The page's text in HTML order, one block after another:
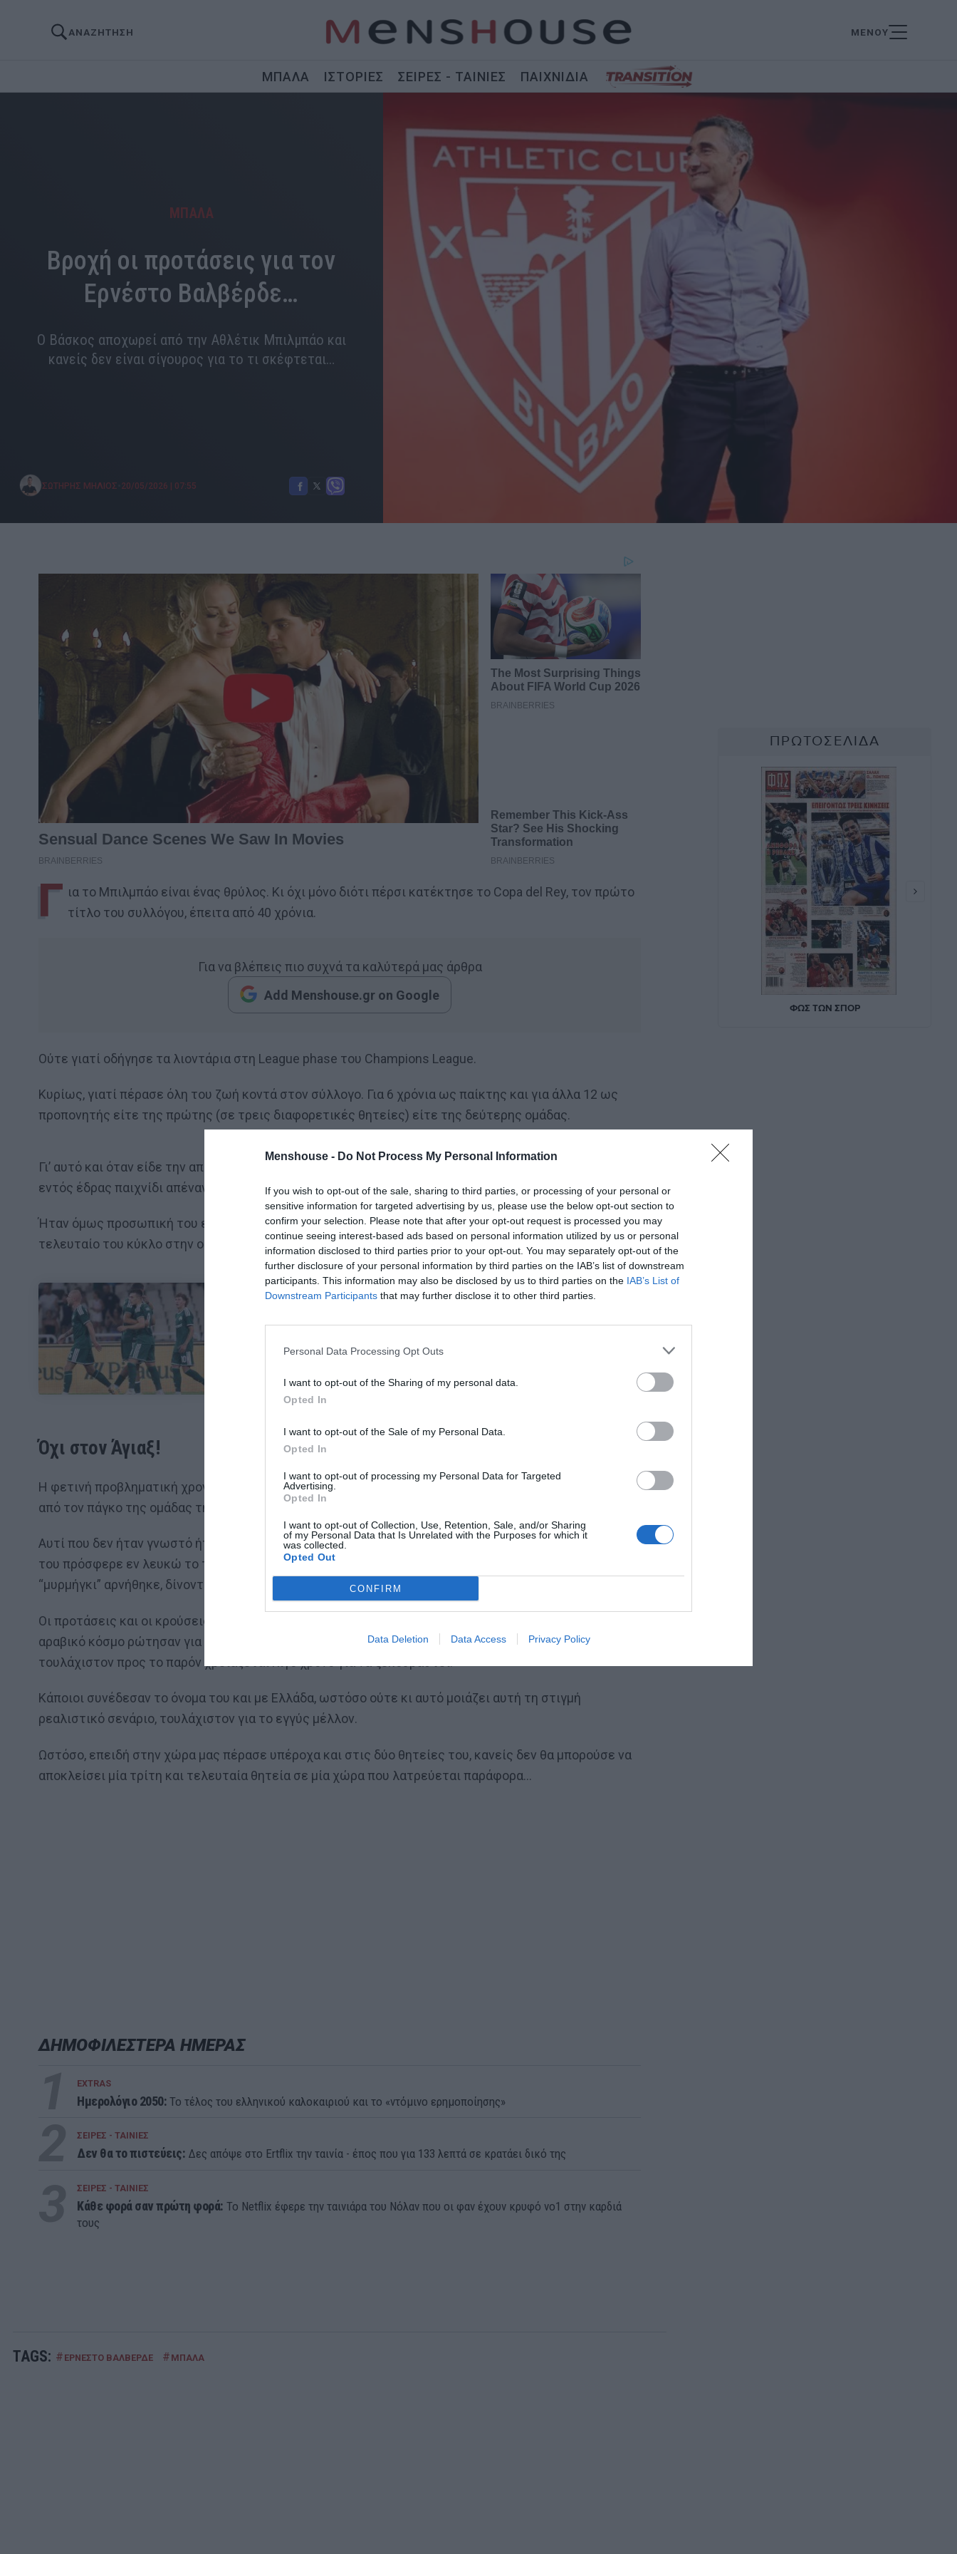
Menshouse - Do Not Process My Personal Information
If you wish to opt-out of the sale, sharing to third parties, or processing of your personal or
sensitive information for targeted advertising by us, please use the below opt-out section to
confirm your selection. Please note that after your opt-out request is processed you may
continue seeing interest-based ads based on personal information utilized by us or personal
information disclosed to third parties prior to your opt-out. You may separately opt-out of the
further disclosure of your personal information by third parties on the IAB’s list of downstream
participants. This information may also be disclosed by us to third parties on the IAB’s List of
Downstream Participants that may further disclose it to other third parties.
Personal Data Processing Opt Outs
I want to opt-out of the Sharing of my personal data.
Opted In
I want to opt-out of the Sale of my Personal Data.
Opted In
I want to opt-out of processing my Personal Data for Targeted
Advertising.
Opted In
I want to opt-out of Collection, Use, Retention, Sale, and/or Sharing
of my Personal Data that Is Unrelated with the Purposes for which it
was collected.
Opted Out
CONFIRM
Data Deletion Data Access Privacy Policy
ΑΝΑΖΗΤΗΣΗ ΜΕΝΟΥ
ΜΠΑΛΑ ΙΣΤΟΡΙΕΣ ΣΕΙΡΕΣ - ΤΑΙΝΙΕΣ ΠΑΙΧΝΙΔΙΑ
ΜΠΑΛΑ
Βροχή οι προτάσεις για τον
Ερνέστο Βαλβέρδε…
Ο Βάσκος αποχωρεί από την Αθλέτικ Μπιλμπάο και
κανείς δεν είναι σίγουρος για το τι σκέφτεται…
ΣΩΤΗΡΗΣ ΜΗΛΙΟΣ 20/05/2026 | 07:55
Γ ια το Μπιλμπάο είναι ένας θρύλος. Κι όχι μόνο διότι πέρσι κατέκτησε το Copa del Rey, τον πρώτο
τίτλο του συλλόγου, έπειτα από 40 χρόνια.
Για να βλέπεις πιο συχνά τα καλύτερά μας άρθρα
Add Menshouse.gr on Google
Ούτε γιατί οδήγησε τα λιοντάρια στη League phase του Champions League.
Κυρίως, γιατί πέρασε όλη του ζωή κοντά στον σύλλογο. Για 6 χρόνια ως παίκτης και για άλλα 12 ως
προπονητής είτε της πρώτης (σε τρεις διαφορετικές θητείες) είτε της δεύτερης ομάδας.
Γι’ αυτό και όταν είδε την αποχαιρετιστήρια τελετή που είχε στηθεί στο “Σαν Μαμές” στο τελευταίο
εντός έδρας παιχνίδι απέναντι στη Θέλτα δεν άντεξε και βούρκωσε.
Ήταν όμως προσωπική του επιλογή. Μετά από τέσσερα χρόνια ένιωσε ότι είχε ολοκληρώσει τον
τελευταίο του κύκλο στην ομάδα. Δεν είχε να προσφέρει κάτι περισσότερο.
Φαίνεται με τη μία για τον Γιάγκουσιτς
Όχι στον Άγιαξ!
Η φετινή προβληματική χρονιά τον βοήθησε να πάρει ακόμα πιο εύκολα την απόφαση να αποχωρήσει
από τον πάγκο της ομάδας της καρδιάς του.
Αυτί που δεν ήταν γνωστό ήταν πως η πρώτη ομάδα που τον πλησίασε ήταν ο Άγιαξ. Ο Τζόρντι Κρόιφ
του πρόσφερε εν λευκώ το τιμόνι του Αίαντα που θέλει να κάνει ένα μεγάλο restart, όμως το
“μυρμήγκι” αρνήθηκε, δίνοντας την εντύπωση ότι δεν θέλει να εργαστεί την προσεχή περίοδο.
Οι προτάσεις και οι κρούσεις δεν λείπουν. Ομάδες από Ισπανία, Ιταλία, Τουρκία, όπως και από τον
αραβικό κόσμο ρώτησαν για τις προθέσεις τους, όμως πήραν όλες την ίδια απάντηση: πως
τουλάχιστον προς το παρόν χρειάζεται λίγο χρόνο για να ξεκουραστεί.
Κάποιοι συνέδεσαν το όνομα του και με Ελλάδα, ωστόσο ούτε κι αυτό μοιάζει αυτή τη στιγμή
ρεαλιστικό σενάριο, τουλάχιστον για το εγγύς μέλλον.
Ωστόσο, επειδή στην χώρα μας πέρασε υπέροχα και στις δύο θητείες του, κανείς δεν θα μπορούσε να
αποκλείσει μία τρίτη και τελευταία θητεία σε μία χώρα που λατρεύεται παράφορα…
ΔΗΜΟΦΙΛΕΣΤΕΡΑ ΗΜΕΡΑΣ
EXTRAS
Ημερολόγιο 2050: To τέλος του ελληνικού καλοκαιριού και το «ντόμινο ερημοποίησης»
ΣΕΙΡΕΣ - ΤΑΙΝΙΕΣ
Δεν θα το πιστεύεις: Δες απόψε στο Ertflix την ταινία - έπος που για 133 λεπτά σε κρατάει δικό της
ΣΕΙΡΕΣ - ΤΑΙΝΙΕΣ
Κάθε φορά σαν πρώτη φορά: Το Netflix έφερε την ταινιάρα του Νόλαν που οι φαν έχουν κρυφό νο1 στην καρδιά
τους
TAGS: # ΕΡΝΕΣΤΟ ΒΑΛΒΕΡΔΕ # ΜΠΑΛΑ